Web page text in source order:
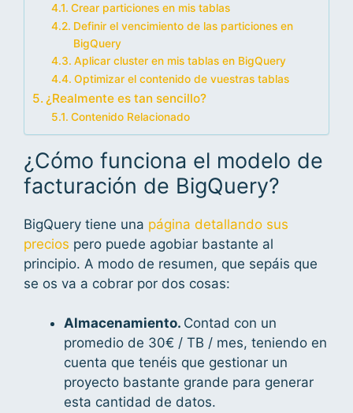
Crear particiones en mis tablas
Definir el vencimiento de las particiones en
BigQuery
Aplicar cluster en mis tablas en BigQuery
Optimizar el contenido de vuestras tablas
¿Realmente es tan sencillo?
Contenido Relacionado
¿Cómo funciona el modelo de
facturación de BigQuery?
BigQuery tiene una página detallando sus
precios pero puede agobiar bastante al
principio. A modo de resumen, que sepáis que
se os va a cobrar por dos cosas:
Almacenamiento. Contad con un
promedio de 30€ / TB / mes, teniendo en
cuenta que tenéis que gestionar un
proyecto bastante grande para generar
esta cantidad de datos.